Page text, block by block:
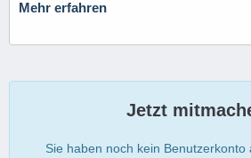
Mehr erfahren
Jetzt
Sie haben noch kein Benutzerkonto